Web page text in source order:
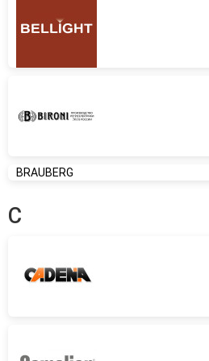
BRAUBERG
C